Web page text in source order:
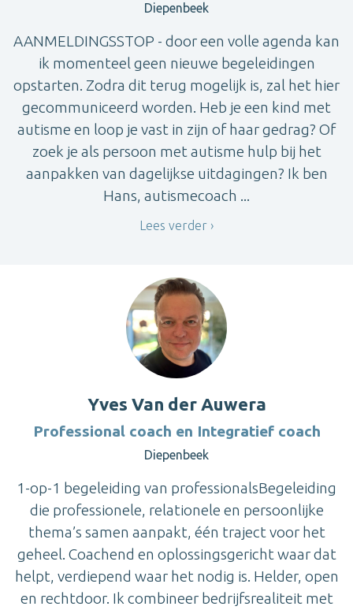
Diepenbeek
AANMELDINGSSTOP - door een volle agenda kan
ik momenteel geen nieuwe begeleidingen
opstarten. Zodra dit terug mogelijk is, zal het hier
gecommuniceerd worden. Heb je een kind met
autisme en loop je vast in zijn of haar gedrag? Of
zoek je als persoon met autisme hulp bij het
aanpakken van dagelijkse uitdagingen? Ik ben
Hans, autismecoach ...
Lees verder
Yves Van der Auwera
Professional coach en Integratief coach
Diepenbeek
1-op-1 begeleiding van professionalsBegeleiding
die professionele, relationele en persoonlijke
thema’s samen aanpakt, één traject voor het
geheel. Coachend en oplossingsgericht waar dat
helpt, verdiepend waar het nodig is. Helder, open
en rechtdoor. Ik combineer bedrijfsrealiteit met